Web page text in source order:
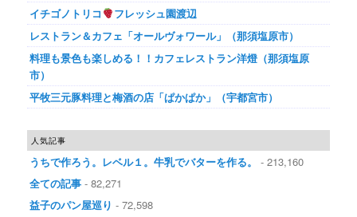
イチゴノトリコ
フレッシュ園渡辺
レストラン＆カフェ「オールヴォワール」（那須塩原市）
料理も景色も楽しめる！！カフェレストラン洋燈（那須塩原
市）
平牧三元豚料理と梅酒の店「ぱかぱか」（宇都宮市）
人気記事
うちで作ろう。レベル１。牛乳でバターを作る。
- 213,160
全ての記事 - 82,271
益子のパン屋巡り - 72,598